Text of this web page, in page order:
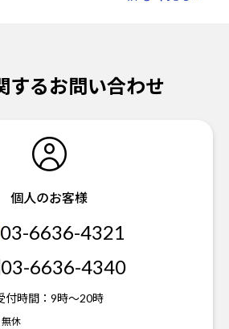
するお問い合わせ
個人のお客様
03-6636-4321
03-6636-4340
付時間： 9時～20時
休